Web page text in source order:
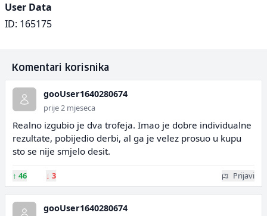
User Data
ID: 165175
Komentari korisnika
gooUser1640280674
prije 2 mjeseca
Realno izgubio je dva trofeja. Imao je dobre individualne
rezultate, pobijedio derbi, al ga je velez prosuo u kupu
sto se nije smjelo desit.
↑ 46 ↓ 3 Prijavi
gooUser1640280674